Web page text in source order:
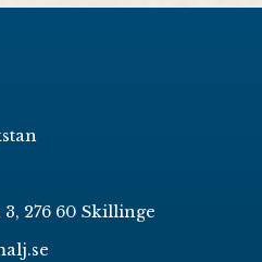
276 60 Skillinge